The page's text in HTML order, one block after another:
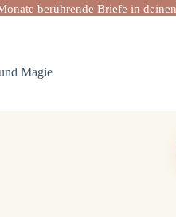
berührende Briefe in
Magie